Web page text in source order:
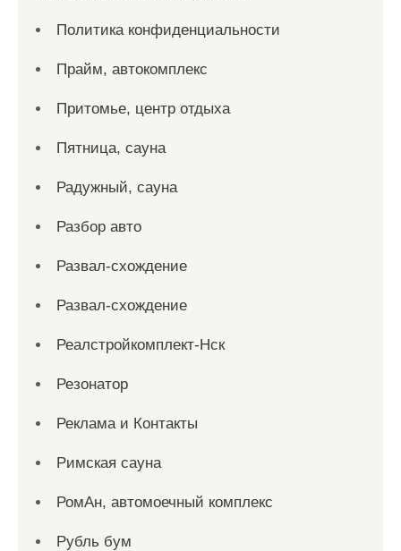
Политика конфиденциальности
Прайм, автокомплекс
Притомье, центр отдыха
Пятница, сауна
Радужный, сауна
Разбор авто
Развал-схождение
Развал-схождение
Реалстройкомплект-Нск
Резонатор
Реклама и Контакты
Римская сауна
РомАн, автомоечный комплекс
Рубль бум